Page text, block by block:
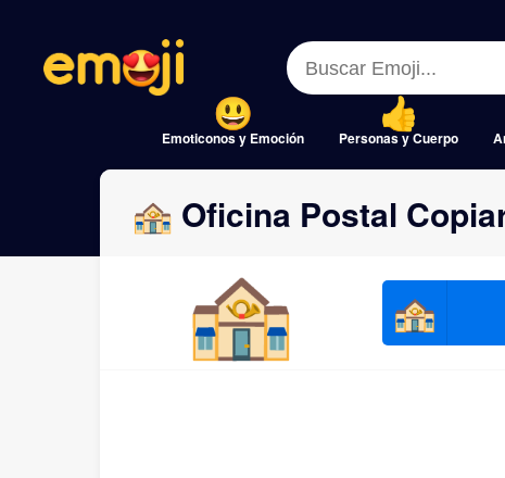
Emoticonos y Emoción Personas y Cuerpo
Close
Close
🏤 Oficina Postal
🏤 🏤